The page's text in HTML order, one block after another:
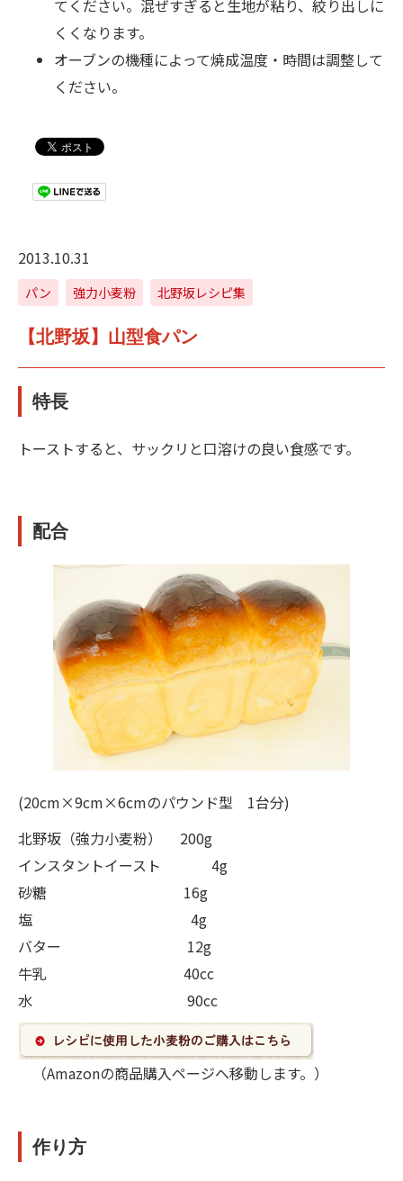
てください。混ぜすぎると生地が粘り、絞り出しに
くくなります。
オーブンの機種によって焼成温度・時間は調整して
ください。
2013.10.31
パン 強力小麦粉 北野坂レシピ集
【北野坂】山型食パン
特長
トーストすると、サックリと口溶けの良い食感です。
配合
(20cm×9cm×6cmのパウンド型 1台分)
北野坂（強力小麦粉） 200g
インスタントイースト 4g
砂糖 16g
塩 4g
バター 12g
牛乳 40cc
水 90cc
（Amazonの商品購入ページへ移動します。）
作り方